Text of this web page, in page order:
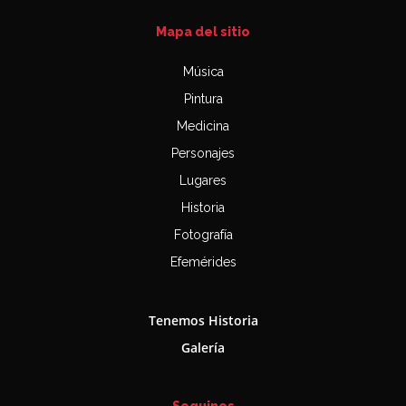
Mapa del sitio
Música
Pintura
Medicina
Personajes
Lugares
Historia
Fotografía
Efemérides
Tenemos Historia
Galería